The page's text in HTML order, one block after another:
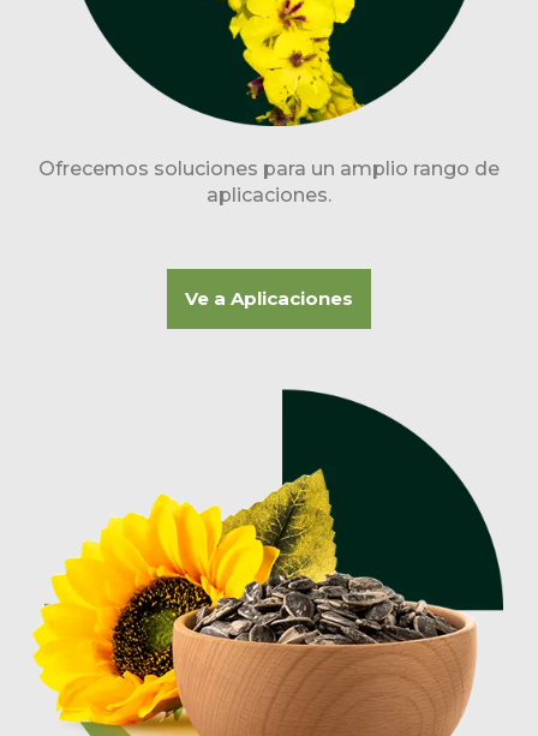
Ofrecemos soluciones para un amplio rango de
aplicaciones.
Ve a Aplicaciones